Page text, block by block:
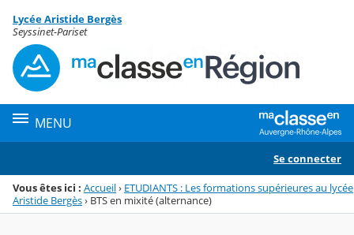
Menu de la rubrique
Contenu
Lycée Aristide Bergès
Seyssinet-Pariset
MENU
Se connecter
Vous êtes ici : Accueil› ETUDIANTS : Les formations supérieures au lycée
Aristide Bergès› BTS en mixité (alternance)